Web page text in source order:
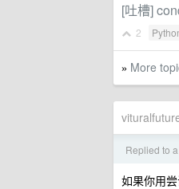
[吐槽]
2
» More
Replied to
如果你用